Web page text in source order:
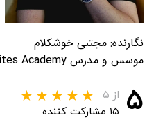
نگارنده: مجتبی خوشکلام
موسس و مدرس Blue Elites Academy
۵ از ۵
۱۵ مشارکت کننده